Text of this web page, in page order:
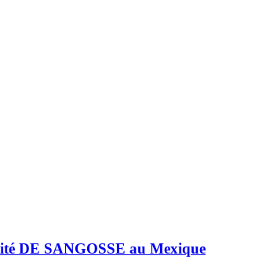
DE SANGOSSE au Mexique